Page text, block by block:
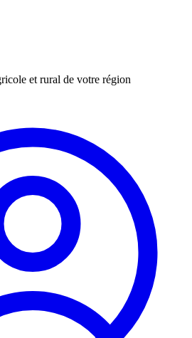
et rural de votre région